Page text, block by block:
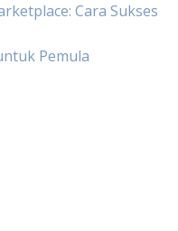
Cara Sukses
Pemula